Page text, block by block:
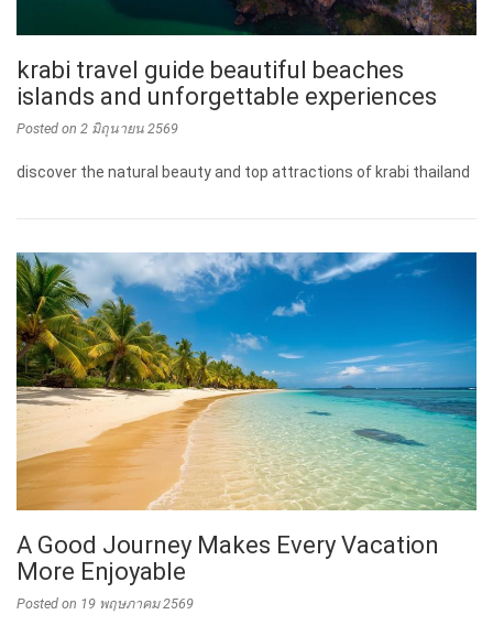
krabi travel guide beautiful beaches
islands and unforgettable experiences
Posted on 2 มิถุนายน 2569
discover the natural beauty and top attractions of krabi thailand
A Good Journey Makes Every Vacation
More Enjoyable
Posted on 19 พฤษภาคม 2569